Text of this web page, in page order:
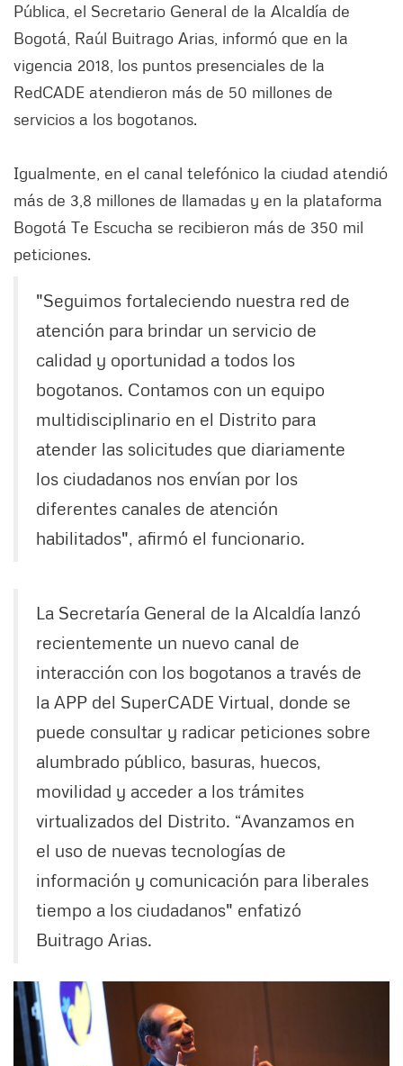
Pública, el Secretario General de la Alcaldía de
Bogotá, Raúl Buitrago Arias, informó que en la
vigencia 2018, los puntos presenciales de la
RedCADE atendieron más de 50 millones de
servicios a los bogotanos.
Igualmente, en el canal telefónico la ciudad atendió
más de 3,8 millones de llamadas y en la plataforma
Bogotá Te Escucha se recibieron más de 350 mil
peticiones.
"Seguimos fortaleciendo nuestra red de
atención para brindar un servicio de
calidad y oportunidad a todos los
bogotanos. Contamos con un equipo
multidisciplinario en el Distrito para
atender las solicitudes que diariamente
los ciudadanos nos envían por los
diferentes canales de atención
habilitados", afirmó el funcionario.
La Secretaría General de la Alcaldía lanzó
recientemente un nuevo canal de
interacción con los bogotanos a través de
la APP del SuperCADE Virtual, donde se
puede consultar y radicar peticiones sobre
alumbrado público, basuras, huecos,
movilidad y acceder a los trámites
virtualizados del Distrito. “Avanzamos en
el uso de nuevas tecnologías de
información y comunicación para liberales
tiempo a los ciudadanos" enfatizó
Buitrago Arias.